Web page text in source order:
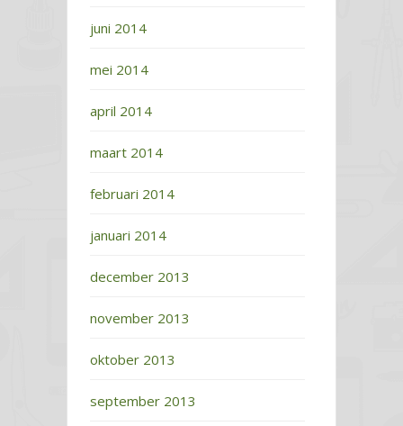
juni 2014
mei 2014
april 2014
maart 2014
februari 2014
januari 2014
december 2013
november 2013
oktober 2013
september 2013